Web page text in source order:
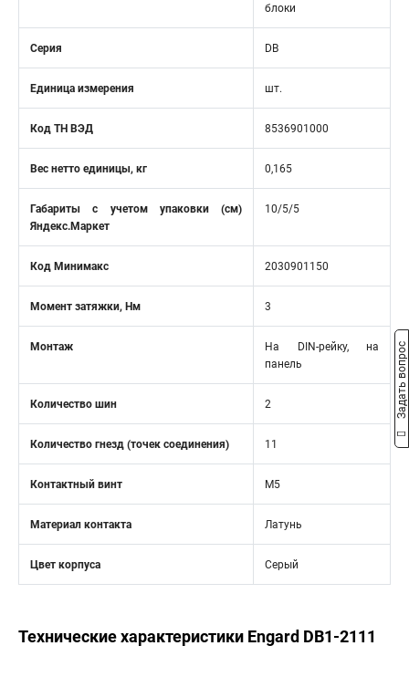
блоки
Серия DB
Единица измерения шт.
Код ТН ВЭД 8536901000
Вес нетто единицы, кг 0,165
Габариты с учетом упаковки (см)
Яндекс.Маркет
10/5/5
Код Минимакс 2030901150
Момент затяжки, Нм 3
Монтаж
На DIN-рейку, на
панель
Количество шин 2
Количество гнезд (точек соединения) 11
Контактный винт М5
Материал контакта Латунь
Цвет корпуса Серый
Технические характеристики Engard DB1-2111
Задать вопрос